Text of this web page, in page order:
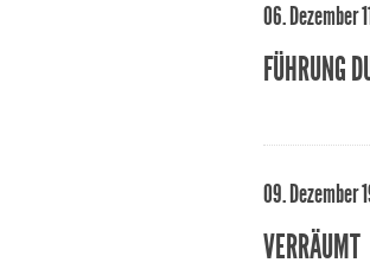
06. Dezember
FÜHRUNG
09. Dezember
VERRÄUMT